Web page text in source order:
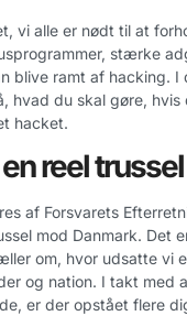
vi alle er nødt til at
stærke
blive ramt af hacking. I
hvad du skal gøre, hvis
hacket.
reel trussel
af Forsvarets
mod Danmark. Det
om, hvor udsatte vi
og nation. I takt med
er der opstået flere